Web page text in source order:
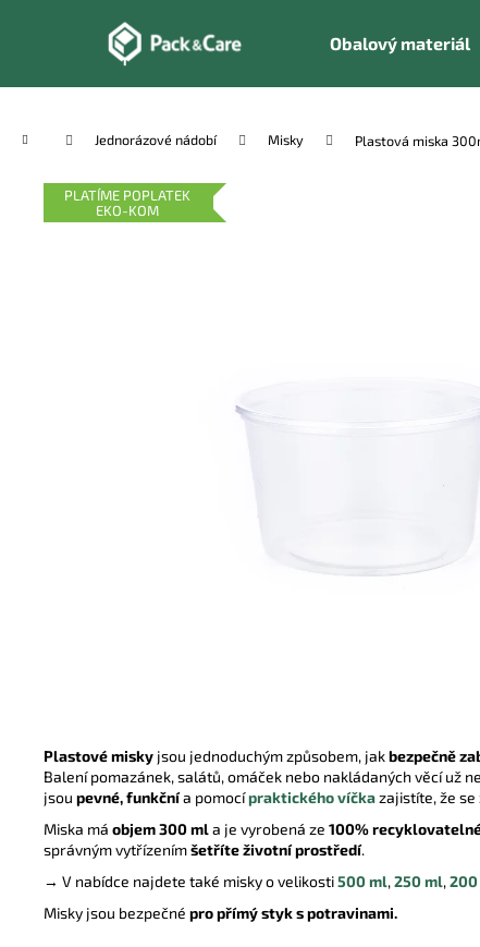
Obalový materiál
Domů Jednorázové nádobí Misky Plastová miska
PLATÍME POPLATEK
EKO-KOM
Plastové misky jsou jednoduchým způsobem, jakbezpečně
Balení pomazánek, salátů, omáček nebo nakládaných věcí už
jsou pevné, funkčnía pomocípraktického víčkazajistíte, že se
Miska má objem 300 mla je vyrobená ze 100%
správným vytřízenímšetříte životní prostředí.
→ V nabídce najdete také misky o velikosti500 ml,250 ml,
Misky jsou bezpečné pro přímý styk s potravinami.
í
Zpět
do
Zpět
do